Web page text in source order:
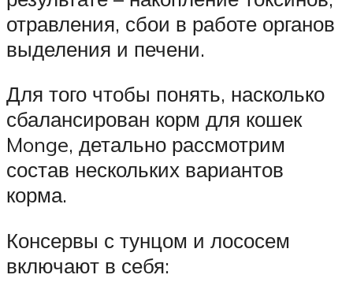
отравления, сбои в работе органов
выделения и печени.
Для того чтобы понять, насколько
сбалансирован корм для кошек
Monge, детально рассмотрим
состав нескольких вариантов
корма.
Консервы с тунцом и лососем
включают в себя: